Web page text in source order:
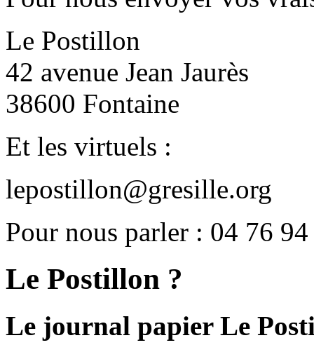
Le Postillon
42 avenue Jean Jaurès
38600 Fontaine
Et les virtuels :
lepostillon@gresille.org
Pour nous parler : 04 76
Le Postillon ?
Le journal papier Le